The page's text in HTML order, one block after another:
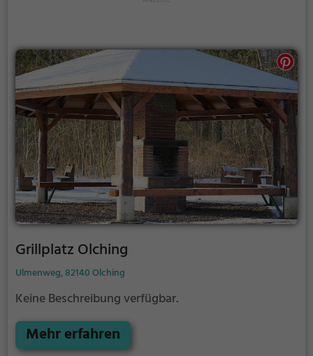
Grillplatz Olching
Ulmenweg, 82140 Olching
Keine Beschreibung verfügbar.
Mehr erfahren